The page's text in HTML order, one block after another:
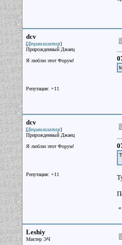
dcv
[Децивилизатор]
Прирожденный Джаец
Я люблю этот Форум!
Репутация: +11
dcv
[Децивилизатор]
Прирожденный Джаец
Я люблю этот Форум!
Репутация: +11
«
Leshiy
Мистер ЭЧ